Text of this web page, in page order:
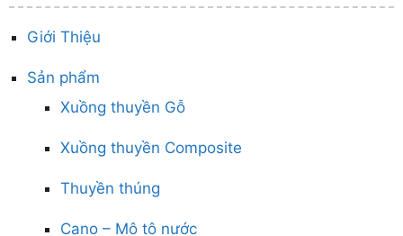
Giới Thiệu
Sản phẩm
Xuồng thuyền Gỗ
Xuồng thuyền Composite
Thuyền thúng
Cano – Mô tô nước